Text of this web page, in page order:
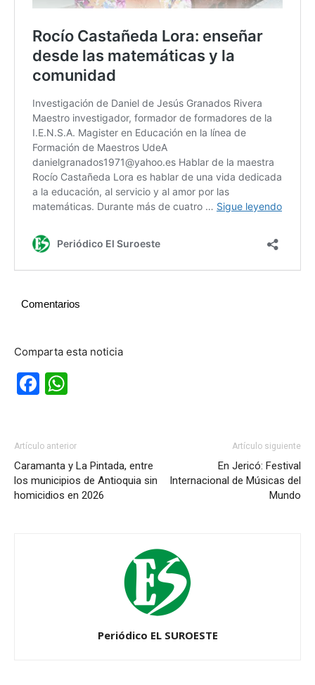
Comentarios
Comparta esta noticia
Facebook
Artículo anterior
Caramanta y La Pintada, entre
los municipios de Antioquia sin
homicidios en 2026
Artículo siguiente
En Jericó: Festival
Internacional de Músicas del
Mundo
Periódico EL SUROESTE